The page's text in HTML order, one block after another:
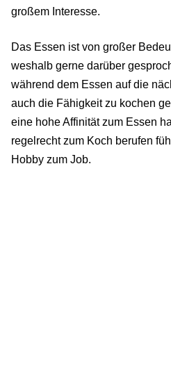
großem Interesse.
Das Essen ist von großer
weshalb gerne darüber
während dem Essen auf die
auch die Fähigkeit zu kochen
eine hohe Affinität zum Essen
regelrecht zum Koch berufen
Hobby zum Job.